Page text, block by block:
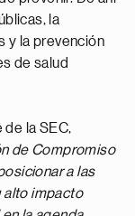
la
y la prevención
de salud
de la SEC,
de Compromiso
a las
alto impacto